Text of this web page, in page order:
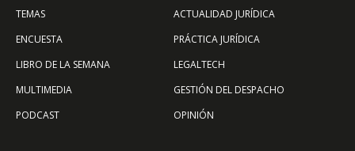
TEMAS
ENCUESTA
LIBRO DE LA SEMANA
MULTIMEDIA
PODCAST
ACTUALIDAD JURÍDICA
PRÁCTICA JURÍDICA
LEGALTECH
GESTIÓN DEL DESPACHO
OPINIÓN